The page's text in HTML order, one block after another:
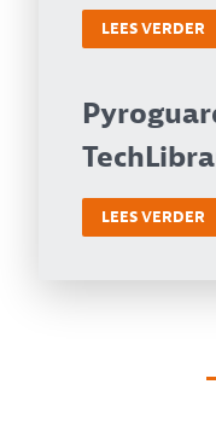
LEES VERDER
LEES VERDER